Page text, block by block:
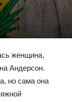
Анастасию
женщина,
Андерсон.
но сама она